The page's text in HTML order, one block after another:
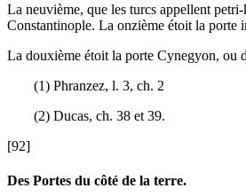
La neuvième, que les turcs appellent
Constantinople. La onzième étoit la porte
La douxième étoit la porte Cynegyon, ou
(1) Phranzez, l. 3, ch. 2
(2) Ducas, ch. 38 et 39.
[92]
Des Portes du côté de la terre.